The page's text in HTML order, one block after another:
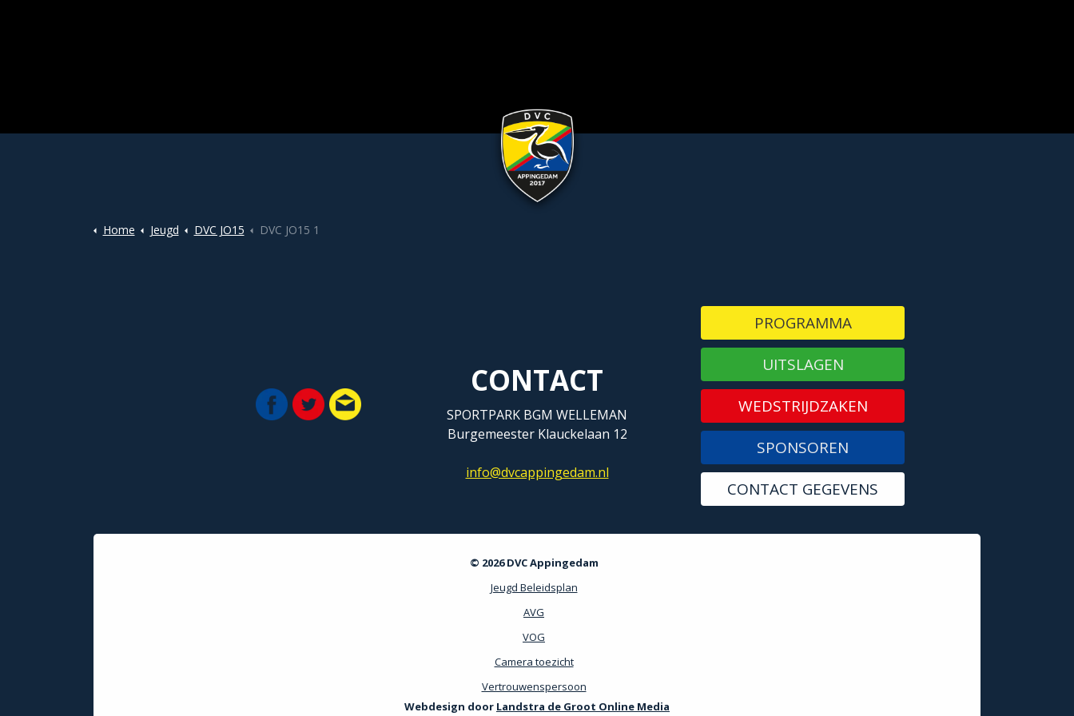
Home Jeugd DVC JO15 DVC JO15 1
CONTACT
SPORTPARK BGM WELLEMAN
Burgemeester Klauckelaan 12
info@dvcappingedam.nl
PROGRAMMA
UITSLAGEN
WEDSTRIJDZAKEN
SPONSOREN
CONTACT GEGEVENS
© 2026 DVC Appingedam
Jeugd Beleidsplan
AVG
VOG
Camera toezicht
Vertrouwenspersoon
Webdesign door Landstra de Groot Online Media